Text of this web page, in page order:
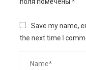
поля помечены *
Save my name,
the next time I